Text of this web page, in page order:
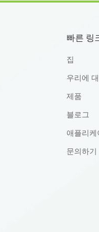
빠른 링
집
우리에
제품
블로그
애플리케
문의하기